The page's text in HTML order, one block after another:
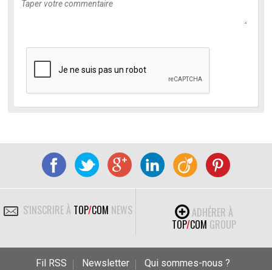
S'INSCRIRE À TOP/COM NEWS
ADHÉRER À
TOP/COM GROUP
Fil RSS Newsletter
Qui sommes-nous ?